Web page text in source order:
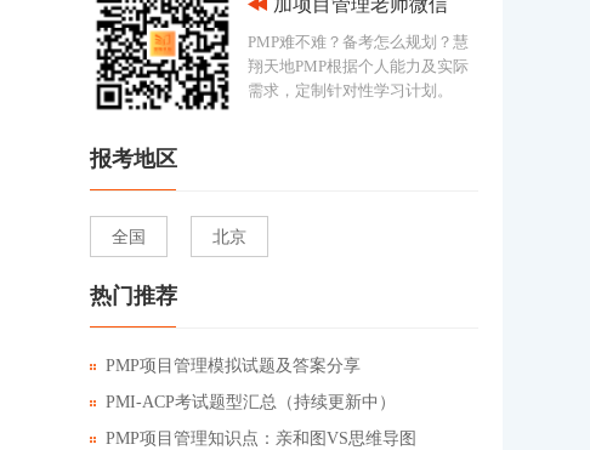
加项目管理老师微信
PMP难不难？备考怎么规划？慧
翔天地PMP根据个人能力及实际
需求，定制针对性学习计划。
报考地区
全国 北京
热门推荐
PMP项目管理模拟试题及答案分享
PMI-ACP考试题型汇总（持续更新中）
PMP项目管理知识点：亲和图VS思维导图